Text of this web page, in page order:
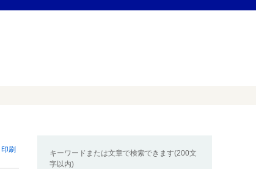
キーワードまたは文章で検索できます(200文
字以内)
印刷